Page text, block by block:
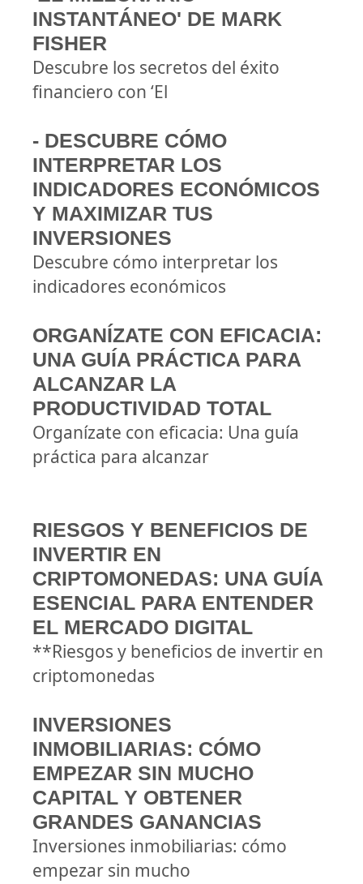
INSTANTÁNEO' DE MARK
FISHER
Descubre los secretos del éxito
financiero con ‘El
- DESCUBRE CÓMO
INTERPRETAR LOS
INDICADORES ECONÓMICOS
Y MAXIMIZAR TUS
INVERSIONES
Descubre cómo interpretar los
indicadores económicos
ORGANÍZATE CON EFICACIA:
UNA GUÍA PRÁCTICA PARA
ALCANZAR LA
PRODUCTIVIDAD TOTAL
Organízate con eficacia: Una guía
práctica para alcanzar
RIESGOS Y BENEFICIOS DE
INVERTIR EN
CRIPTOMONEDAS: UNA GUÍA
ESENCIAL PARA ENTENDER
EL MERCADO DIGITAL
**Riesgos y beneficios de invertir en
criptomonedas
INVERSIONES
INMOBILIARIAS: CÓMO
EMPEZAR SIN MUCHO
CAPITAL Y OBTENER
GRANDES GANANCIAS
Inversiones inmobiliarias: cómo
empezar sin mucho